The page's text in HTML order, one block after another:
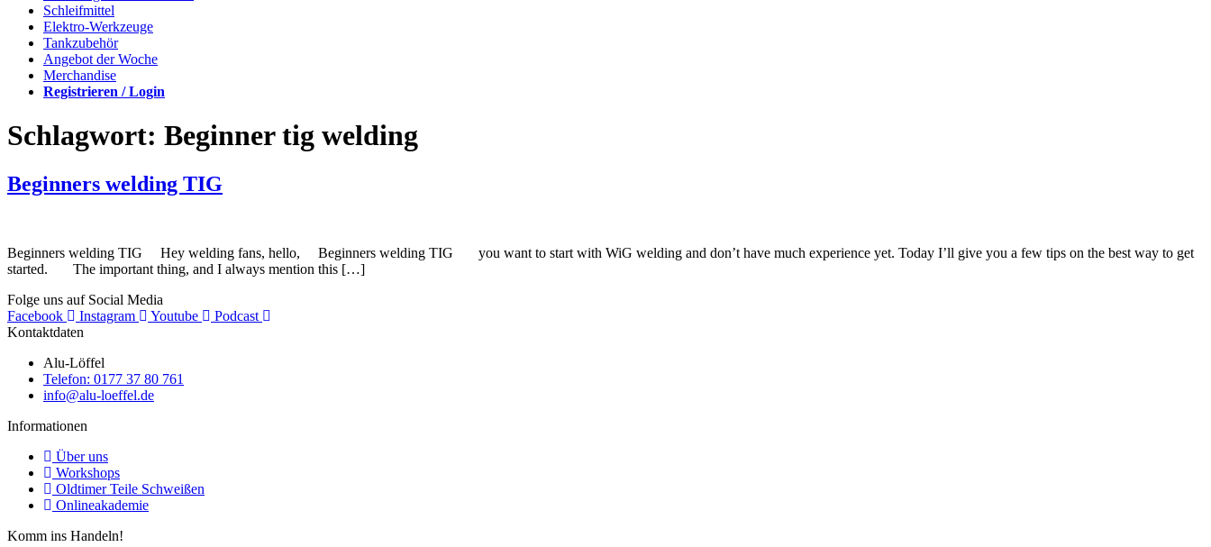
Schleifmittel
Elektro-Werkzeuge
Tankzubehör
Angebot der Woche
Merchandise
Registrieren / Login
Schlagwort: Beginner tig welding
Beginners welding TIG
Beginners welding TIG Hey welding fans, hello, Beginners welding TIG you want to start with WiG welding and don’t have much experience yet. Today I’ll give you a few tips on the best way to get
started. The important thing, and I always mention this […]
Folge uns auf Social Media
Facebook
Instagram Youtube
Podcast
Kontaktdaten
Alu-Löffel
Telefon: 0177 37 80 761
info@alu-loeffel.de
Informationen
Über uns
Workshops
Oldtimer Teile Schweißen
Onlineakademie
Komm ins Handeln!